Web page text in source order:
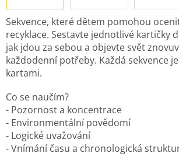
Sekvence, které dětem pomohou
recyklace. Sestavte jednotlivé kartičky
jak jdou za sebou a objevte svět
každodenní potřeby. Každá sekvence
kartami.
Co se naučím?
- Pozornost a koncentrace
- Environmentální povědomí
- Logické uvažování
- Vnímání času a chronologická